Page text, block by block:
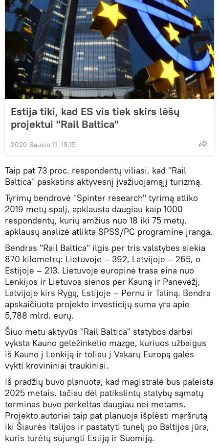
Estija tiki, kad ES vis tiek skirs lėšų
projektui "Rail Baltica"
2020 Sausio 11, 19:15
Taip pat 73 proc. respondentų viliasi, kad "Rail
Baltica" paskatins aktyvesnį įvažiuojamąjį turizmą.
Tyrimų bendrovė "Spinter research" tyrimą atliko
2019 metų spalį, apklausta daugiau kaip 1000
respondentų, kurių amžius nuo 18 iki 75 metų,
apklausų analizė atlikta SPSS/PC programine įranga.
Bendras "Rail Baltica" ilgis per tris valstybes siekia
870 kilometrų: Lietuvoje – 392, Latvijoje – 265, o
Estijoje – 213. Lietuvoje europinė trasa eina nuo
Lenkijos ir Lietuvos sienos per Kauną ir Panevėžį,
Latvijoje kirs Rygą, Estijoje – Pernu ir Taliną. Bendra
apskaičiuota projekto investicijų suma yra apie
5,788 mlrd. eurų.
Šiuo metu aktyvūs "Rail Baltica" statybos darbai
vyksta Kauno geležinkelio mazge, kuriuos užbaigus
iš Kauno į Lenkiją ir toliau į Vakarų Europą galės
vykti krovininiai traukiniai.
Iš pradžių buvo planuota, kad magistralė bus paleista
2025 metais, tačiau dėl patikslintų statybų sąmatų
terminas buvo perkeltas daugiau nei metams.
Projekto autoriai taip pat planuoja išplėsti maršrutą
iki Šiaurės Italijos ir pastatyti tunelį po Baltijos jūra,
kuris turėtų sujungti Estiją ir Suomiją.